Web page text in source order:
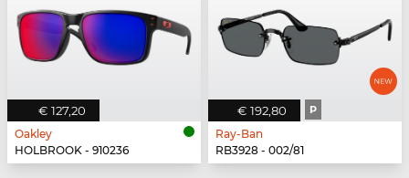
€ 127,20
Oakley
HOLBROOK - 910236
€ 192,80 P
Ray-Ban
RB3928 - 002/81